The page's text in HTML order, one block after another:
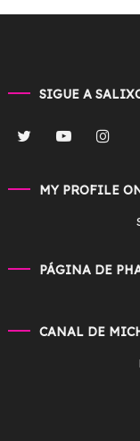
SIGUE A
MY PROFILE
PÁGINA DE
CANAL DE